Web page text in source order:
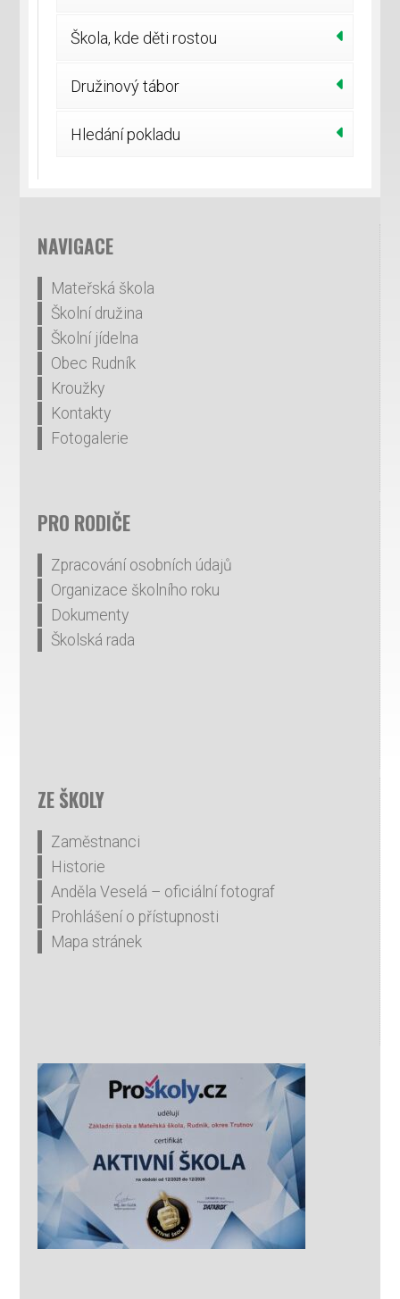
Škola, kde děti rostou
Družinový tábor
Hledání pokladu
NAVIGACE
Mateřská škola
Školní družina
Školní jídelna
Obec Rudník
Kroužky
Kontakty
Fotogalerie
PRO RODIČE
Zpracování osobních údajů
Organizace školního roku
Dokumenty
Školská rada
ZE ŠKOLY
Zaměstnanci
Historie
Anděla Veselá – oficiální fotograf
Prohlášení o přístupnosti
Mapa stránek